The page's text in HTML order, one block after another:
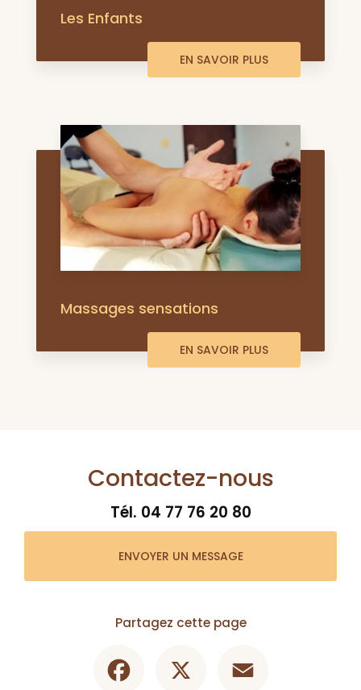
Les Enfants
EN SAVOIR PLUS
Massages sensations
EN SAVOIR PLUS
Contactez-nous
Tél. 04 77 76 20 80
ENVOYER UN MESSAGE
Partagez cette page